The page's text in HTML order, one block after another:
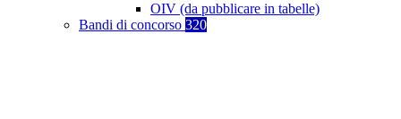
OIV (da pubblicare in tabelle)
Bandi di concorso 320